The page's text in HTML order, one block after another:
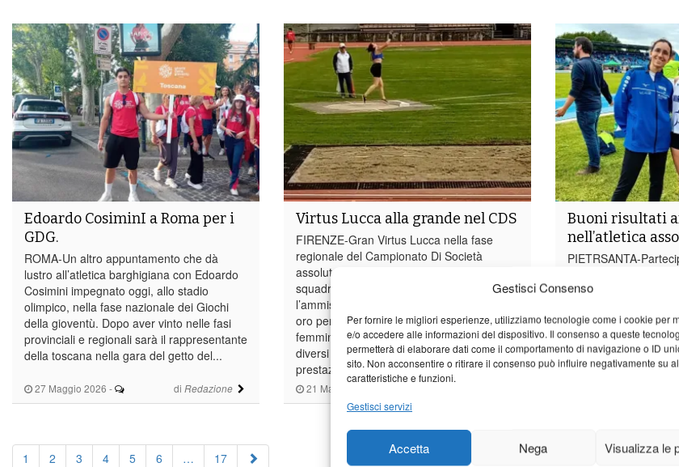
Gestisci Consenso
Per fornire le migliori esperienze, utilizziamo tecnologie come i cookie per
e/o accedere alle informazioni del dispositivo. Il consenso a queste
permetterà di elaborare dati come il comportamento di navigazione o ID
sito. Non acconsentire o ritirare il consenso può influire negativamente su
caratteristiche e funzioni.
Gestisci servizi
Accetta Nega Visualizza le
27 Maggio 2026 - di Redazione
Edoardo CosiminI a Roma per i
GDG.
ROMA-Un altro appuntamento che dà
lustro all’atletica barghigiana con Edoardo
Cosimini impegnato oggi, allo stadio
olimpico, nella fase nazionale dei Giochi
della gioventù. Dopo aver vinto nelle fasi
provinciali e regionali sarà il rappresentante
della toscana nella gara del getto del...
21 Maggio 2026
Virtus Lucca alla grande nel CDS
FIRENZE-Gran Virtus Lucca nella fase
regionale del Campionato Di Società
assoluto di atletica leggera. Entrambe le
squadre hanno confermato il punteggio per
l’ammissione alla fase nazionale: serie A
oro per i maschi e serie A bronzo per le
femmine. Al risultato hanno ben contribuito
diversi atleti barghigiani con su tutti la
prestazione di rilievo di Viola Pieroni...
Buoni risultati
nell’atletica
PIETRSANTA-
degli atleti del
Virtus Lucca, al
“Città di Pietrasanta
10 maggio. Nel
personale per
lusinghiero settimo
1 2 3 4 5 6 … 17